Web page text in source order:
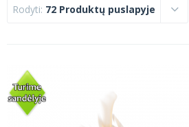
Rodyti: 72 Produktų puslapyje